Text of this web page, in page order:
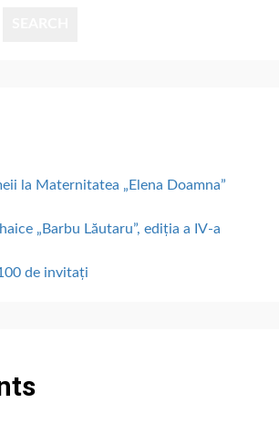
la Maternitatea „Elena Doamna”
„Barbu Lăutaru”, ediția a IV-a
de invitați